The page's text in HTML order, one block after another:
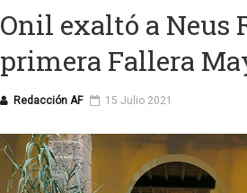
Onil exaltó a Neus
primera Fallera
Redacción AF 15 Julio 2021